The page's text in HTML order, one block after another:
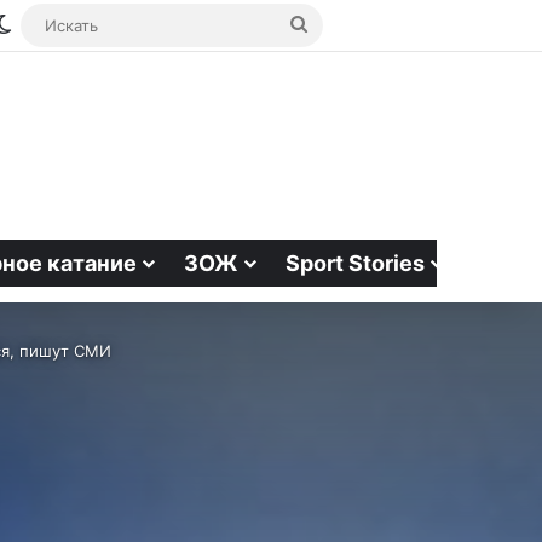
статья
Switch skin
катание ЗОЖ Sport Stories
пишут СМИ